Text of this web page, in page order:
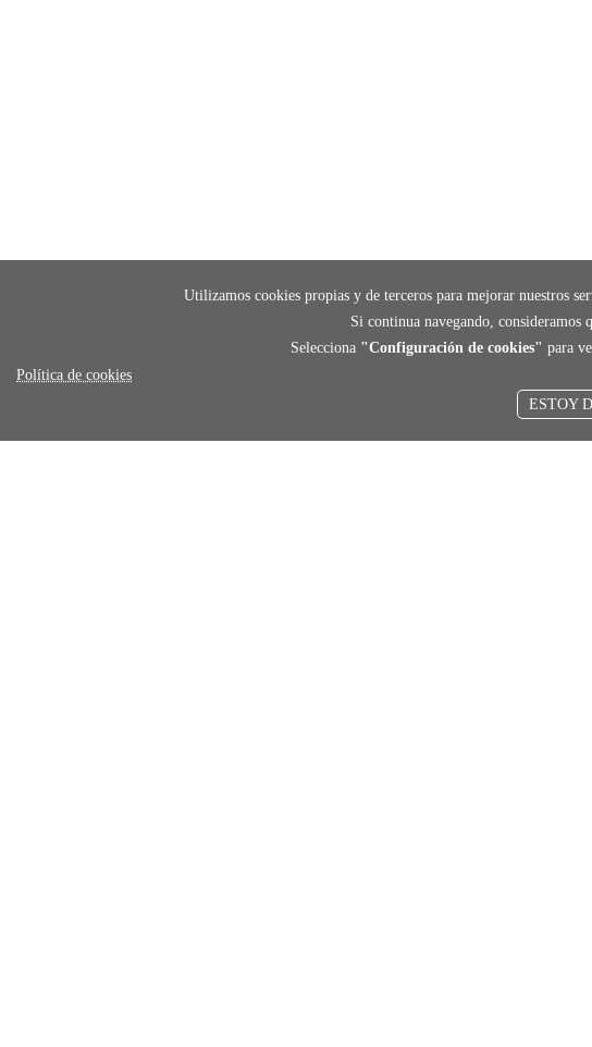
Utilizamos cookies propias y de terceros para mejorar nuestros
Si continua navegando,
Selecciona "Configuración de cookies" para
Política de cookies
ESTOY